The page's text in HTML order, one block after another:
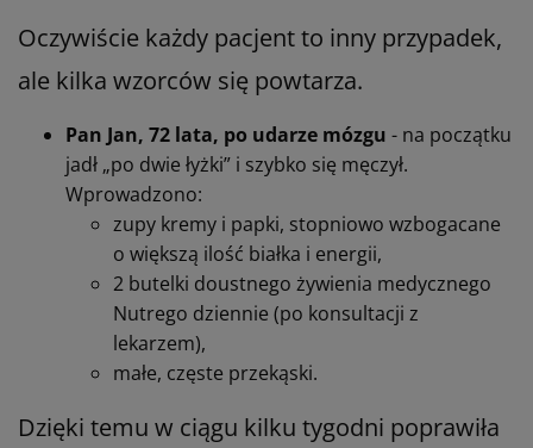
Oczywiście każdy pacjent to inny przypadek,
ale kilka wzorców się powtarza.
Pan Jan, 72 lata, po udarze mózgu - na początku
jadł „po dwie łyżki” i szybko się męczył.
Wprowadzono:
zupy kremy i papki, stopniowo wzbogacane
o większą ilość białka i energii,
2 butelki doustnego żywienia medycznego
Nutrego dziennie (po konsultacji z
lekarzem),
małe, częste przekąski.
Dzięki temu w ciągu kilku tygodni poprawiła